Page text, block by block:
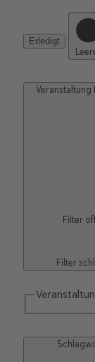
Erledigt
Veranstaltung
Filter
Filter